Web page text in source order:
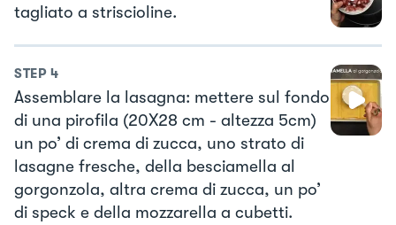
tagliato a striscioline.
STEP 4
Assemblare la lasagna: mettere sul fondo
di una pirofila (20X28 cm - altezza 5cm)
un po’ di crema di zucca, uno strato di
lasagne fresche, della besciamella al
gorgonzola, altra crema di zucca, un po’
di speck e della mozzarella a cubetti.